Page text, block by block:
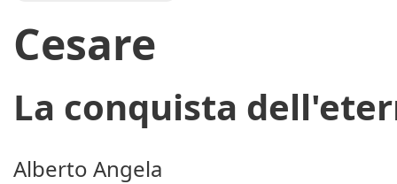
Cesare
La conquista
Alberto Angela